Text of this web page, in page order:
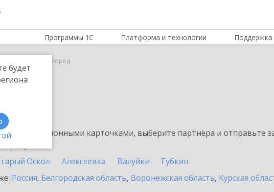
будет
Программы 1С Платформа и технологии Поддержка
Белгород
с информационными карточками, выберите партнёра и отправьте
Оскол Алексеевка Валуйки
Губкин
Россия, Белгородская область, Воронежская область, Курская